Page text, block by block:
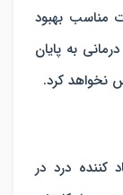
مناسب بهبود
به پایان
نخواهد کرد.
کننده درد در